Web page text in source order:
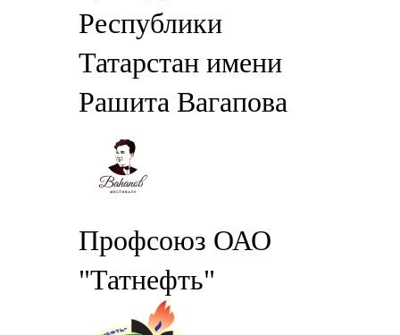
Республики
Татарстан имени
Рашита Вагапова
Профсоюз ОАО
"Татнефть"